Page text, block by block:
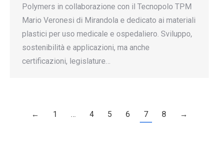
Polymers in collaborazione con il Tecnopolo TPM
Mario Veronesi di Mirandola e dedicato ai materiali
plastici per uso medicale e ospedaliero. Sviluppo,
sostenibilità e applicazioni, ma anche
certificazioni, legislature…
← 1 … 4 5 6 7 8 →